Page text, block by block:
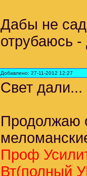
Дабы не
отрубаюсь
Добавлено: 27-11-2012 12:27
Свет дали...
Продолжаю
Проф
Вт(полный